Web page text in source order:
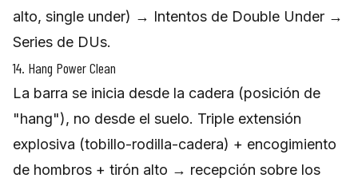
alto, single under) → Intentos de Double Under →
Series de DUs.
14. Hang Power Clean
La barra se inicia desde la cadera (posición de
"hang"), no desde el suelo. Triple extensión
explosiva (tobillo-rodilla-cadera) + encogimiento
de hombros + tirón alto → recepción sobre los